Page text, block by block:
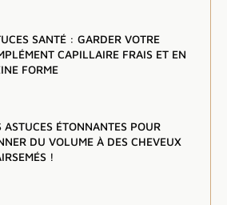
SANTÉ : GARDER VOTRE
CAPILLAIRE FRAIS ET EN
FORME
ASTUCES ÉTONNANTES POUR
DU VOLUME À DES CHEVEUX
!